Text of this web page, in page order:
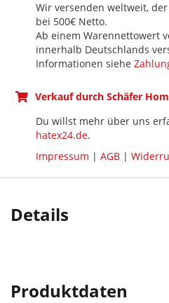
Wir versenden weltweit,
bei 500€ Netto.
Ab einem Warennettowert
innerhalb Deutschlands
Informationen siehe
Verkauf durch Schäfer
Du willst mehr über uns
hatex24.de.
Impressum | AGB |
Details
Produktdaten